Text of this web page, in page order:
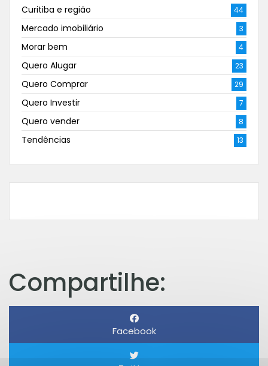
Curitiba e região
44
Mercado imobiliário 3
Morar bem 4
Quero Alugar 23
Quero Comprar 29
Quero Investir 7
Quero vender 8
Tendências 13
Compartilhe:
Facebook